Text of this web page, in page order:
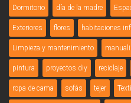
Dormitorio día de la madre
Exteriores flores habitaciones
Limpieza y mantenimiento
pintura proyectos diy reciclaje
ropa de cama sofás tejer Textil